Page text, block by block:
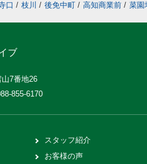
口 / 枝川 / 後免中町 / 高知商業前 / 菜園
ブ
7番地26
855-6170
スタッフ紹介
お客様の声